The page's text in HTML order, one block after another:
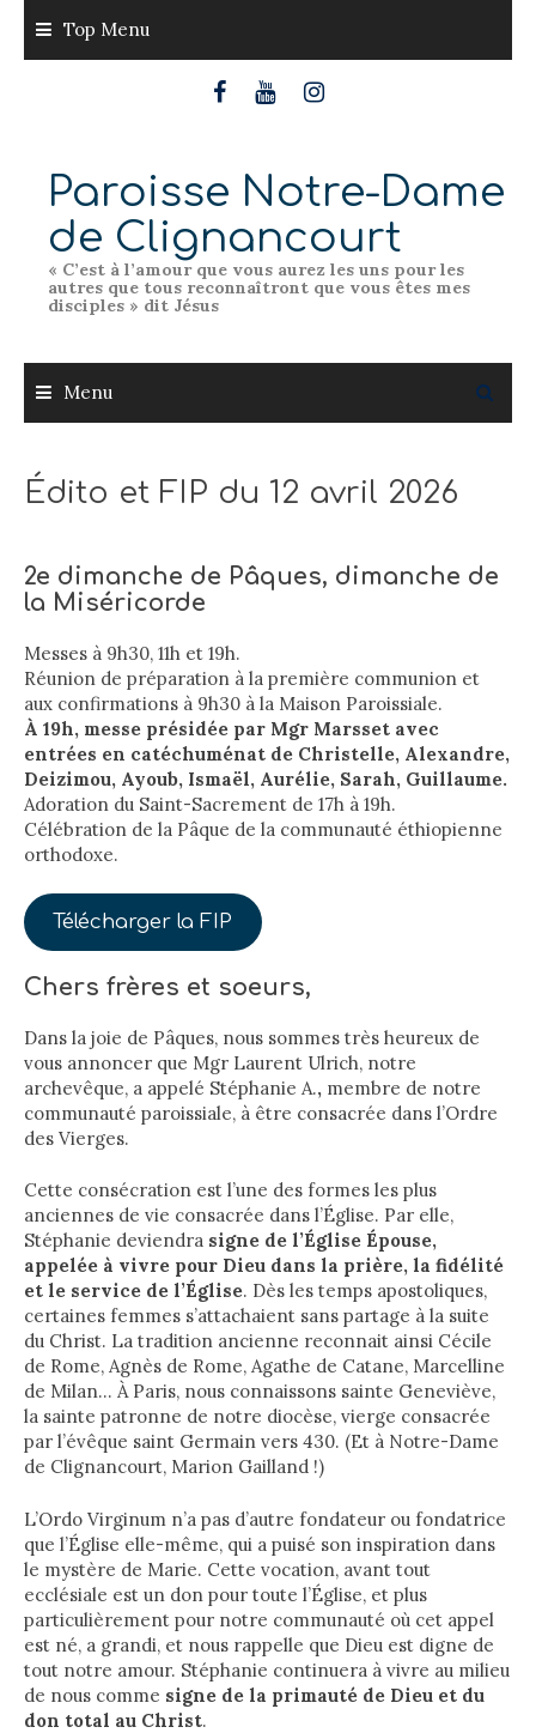
content
Top Menu
Paroisse Notre-Dame
de Clignancourt
« C’est à l’amour que vous aurez les uns pour les
autres que tous reconnaîtront que vous êtes mes
disciples » dit Jésus
Menu
Édito et FIP du 12 avril 2026
2e dimanche de Pâques, dimanche de
la Miséricorde
Messes à 9h30, 11h et 19h.
Réunion de préparation à la première communion et
aux confirmations à 9h30 à la Maison Paroissiale.
À 19h, messe présidée par Mgr Marsset avec
entrées en catéchuménat de Christelle, Alexandre,
Deizimou, Ayoub, Ismaël, Aurélie, Sarah, Guillaume.
Adoration du Saint-Sacrement de 17h à 19h.
Célébration de la Pâque de la communauté éthiopienne
orthodoxe.
Télécharger la FIP
Chers frères et soeurs,
Dans la joie de Pâques, nous sommes très heureux de
vous annoncer que Mgr Laurent Ulrich, notre
archevêque, a appelé Stéphanie A., membre de notre
communauté paroissiale, à être consacrée dans l’Ordre
des Vierges.
Cette consécration est l’une des formes les plus
anciennes de vie consacrée dans l’Église. Par elle,
Stéphanie deviendra signe de l’Église Épouse,
appelée à vivre pour Dieu dans la prière, la fidélité
et le service de l’Église. Dès les temps apostoliques,
certaines femmes s’attachaient sans partage à la suite
du Christ. La tradition ancienne reconnait ainsi Cécile
de Rome, Agnès de Rome, Agathe de Catane, Marcelline
de Milan… À Paris, nous connaissons sainte Geneviève,
la sainte patronne de notre diocèse, vierge consacrée
par l’évêque saint Germain vers 430. (Et à Notre-Dame
de Clignancourt, Marion Gailland !)
L’Ordo Virginum n’a pas d’autre fondateur ou fondatrice
que l’Église elle-même, qui a puisé son inspiration dans
le mystère de Marie. Cette vocation, avant tout
ecclésiale est un don pour toute l’Église, et plus
particulièrement pour notre communauté où cet appel
est né, a grandi, et nous rappelle que Dieu est digne de
tout notre amour. Stéphanie continuera à vivre au milieu
de nous comme signe de la primauté de Dieu et du
don total au Christ.